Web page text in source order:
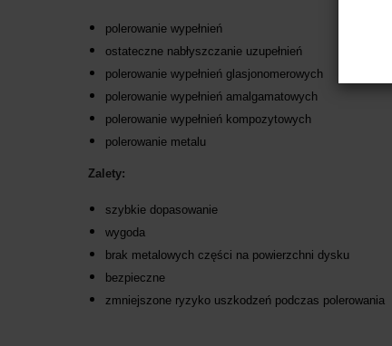
polerowanie wypełnień
ostateczne nabłyszczanie uzupełnień
polerowanie wypełnień glasjonomerowych
polerowanie wypełnień amalgamatowych
polerowanie wypełnień kompozytowych
polerowanie metalu
Zalety:
szybkie dopasowanie
wygoda
brak metalowych części na powierzchni dysku
bezpieczne
zmniejszone ryzyko uszkodzeń podczas polerowania